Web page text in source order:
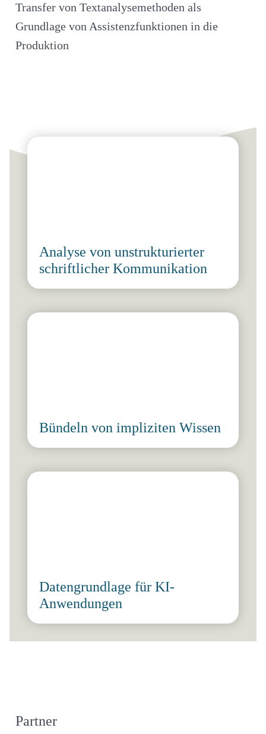
Transfer von Textanalysemethoden als
Grundlage von Assistenzfunktionen in die
Produktion
Analyse von unstrukturierter
schriftlicher Kommunikation
Bündeln von impliziten Wissen
Datengrundlage für KI-
Anwendungen
Partner